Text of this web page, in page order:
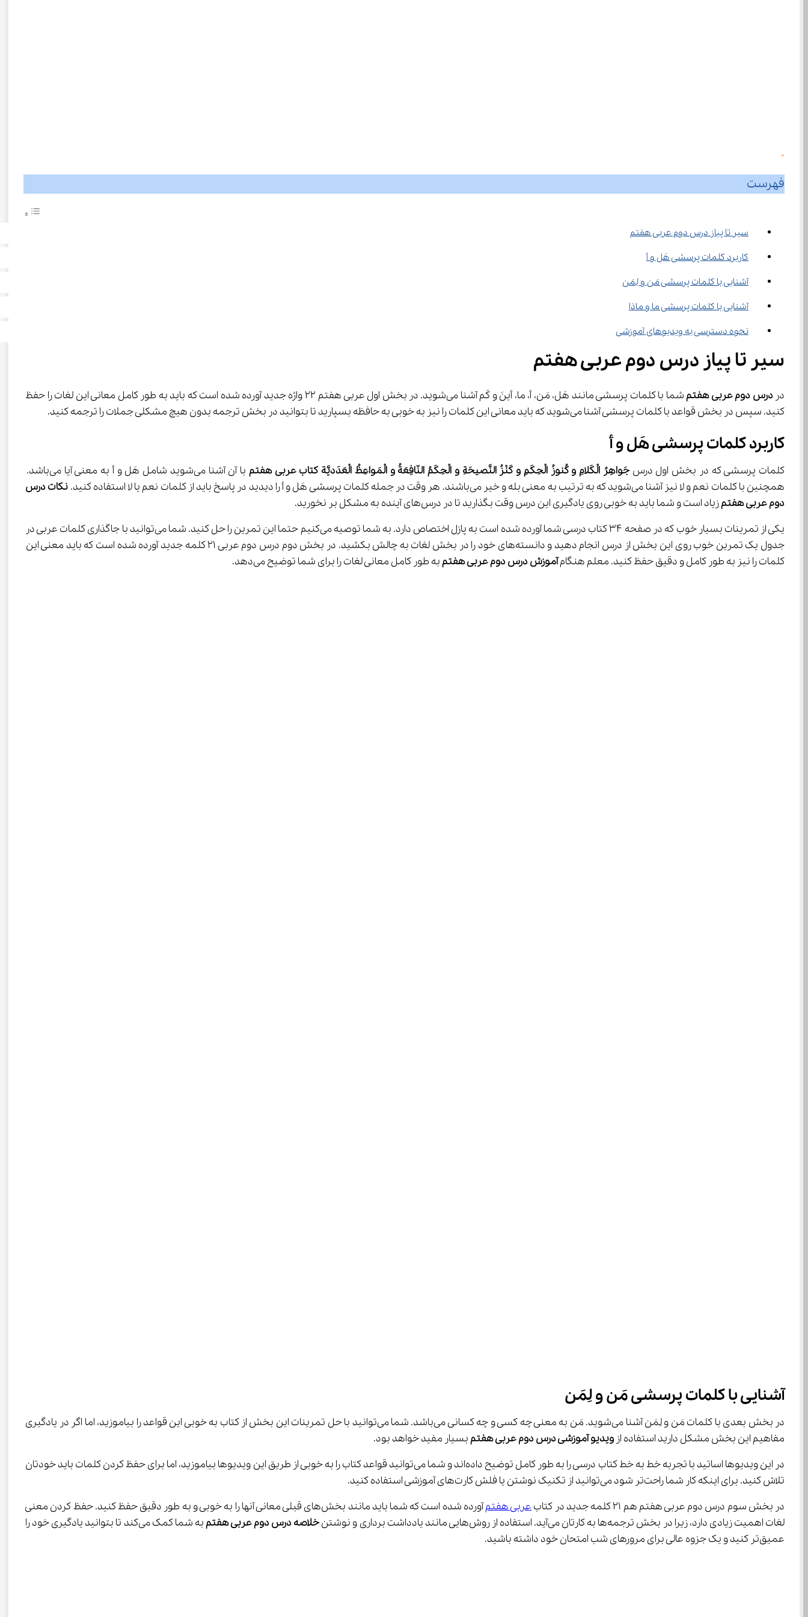
0
فهرست
سیر تا پیاز درس دوم عربی هفتم
کاربرد کلمات پرسشی هَل و أ
آشنایی با کلمات پرسشی مَن و لِمَن
آشنایی با کلمات پرسشی ما و ماذا
نحوه دسترسی به ویدیوهای آموزشی
سیر تا پیاز درس دوم عربی هفتم
در درس دوم عربی هفتم
شما با کلمات پرسشی مانند هَل، مَن، أ، ما، أینَ و کَم آشنا می‌شوید. در بخش اول عربی هفتم ۲۲ واژه جدید آورده شده است که باید به طور کامل معانی این لغات را حفظ
کنید. سپس در بخش قواعد با کلمات پرسشی آشنا می‌شوید که باید معانی این کلمات را نیز به خوبی به حافظه بسپارید تا بتوانید در بخش ترجمه بدون هیچ مشکلی جملات را ترجمه کنید.
کاربرد کلمات پرسشی هَل و أ
کلمات پرسشی که در بخش اول درس جَواهِرُ الْکَلامِ و کُنوزُ الْحِکَمِ و کَنْزُ النَّصيحَةِ و الْحِکَمُ النّافِعَةُ و الْمَواعِظُ الْعَدَديَّة کتاب عربی هفتم
با آن آشنا می‌شوید شامل هَل و أ به معنی آیا می‌باشد.
همچنین با کلمات نعم و لا نیز آشنا می‌شوید که به ترتیب به معنی بله و خیر می‌باشند. هر وقت در جمله کلمات پرسشی هَل و أ را دیدید در پاسخ باید از کلمات نعم یا لا استفاده کنید.
نکات درس
دوم عربی هفتم زیاد است و شما باید به خوبی روی یادگیری این درس وقت بگذارید تا در درس‌های آینده به مشکل بر نخورید.
یکی از تمرینات بسیار خوب که در صفحه ۳۴ کتاب درسی شما آورده شده است به پازل اختصاص دارد. به شما توصیه می‌کنیم حتما این تمرین را حل کنید. شما می‌توانید با جاگذاری کلمات عربی در
جدول یک تمرین خوب روی این بخش از درس انجام دهید و دانسته‌های خود را در بخش لغات به چالش بکشید. در بخش دوم درس دوم عربی ۲۱ کلمه جدید آورده شده است که باید معنی این
کلمات را نیز به طور کامل و دقیق حفظ کنید. معلم هنگام آموزش درس دومعربی هفتم به طور کامل معانی لغات را برای شما توضیح می‌دهد.
آشنایی با کلمات پرسشی مَن و لِمَن
در بخش بعدی با کلمات مَن و لِمَن آشنا می‌شوید. مَن به معنی چه کسی و چه کسانی می‌باشد. شما می‌توانید با حل تمرینات این بخش از کتاب به خوبی این قواعد را بیاموزید، اما اگر در یادگیری
مفاهیم این بخش مشکل دارید استفاده از ویدیو آموزشی درس دوم عربی هفتم بسیار مفید خواهد بود.
در این ویدیوها اساتید با تجربه خط به خط کتاب درسی را به طور کامل توضیح داده‌اند و شما می‌توانید قواعد کتاب را به خوبی از طریق این ویدیوها بیاموزید، اما برای حفظ کردن کلمات باید خودتان
تلاش کنید. برای اینکه کار شما راحت‌تر شود می‌توانید از تکنیک نوشتن یا فلش کارت‌های آموزشی استفاده کنید.
در بخش سوم درس دوم عربی هفتم هم ۲۱ کلمه جدید در کتاب
عربی هفتم
آورده شده است که شما باید مانند بخش‌های قبلی معانی آنها را به خوبی و به طور دقیق حفظ کنید. حفظ کردن معنی
لغات اهمیت زیادی دارد، زیرا در بخش ترجمه‌ها به کارتان می‌آید. استفاده از روش‌هایی مانند یادداشت برداری و نوشتن
خلاصه درس دوم عربی هفتم
به شما کمک می‌کند تا بتوانید یادگیری خود را
عمیق‌تر کنید و یک جزوه عالی برای مرورهای شب امتحان خود داشته باشید.